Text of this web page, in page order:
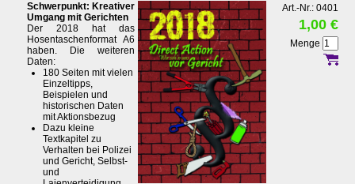
Schwerpunkt: Kreativer
Umgang mit Gerichten
Der 2018 hat das
Hosentaschenformat A6
haben. Die weiteren
Daten:
180 Seiten mit vielen
Einzeltipps,
Beispielen und
historischen Daten
mit Aktionsbezug
Dazu kleine
Textkapitel zu
Verhalten bei Polizei
und Gericht, Selbst-
und
Art.-Nr.: 0401
1,00 €
Menge